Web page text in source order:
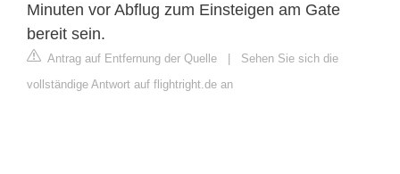
Minuten vor Abflug zum Einsteigen am Gate
bereit sein.
Antrag auf Entfernung der Quelle
Sehen Sie sich die
vollständige Antwort auf flightright.de an